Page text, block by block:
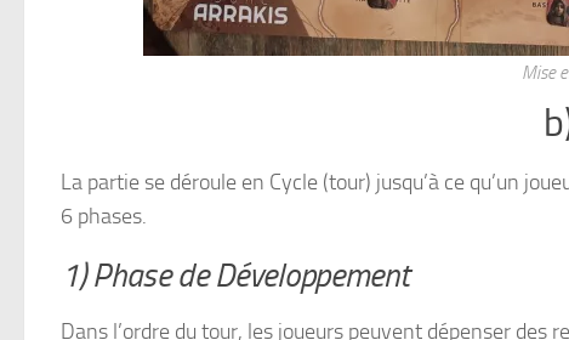
Mise
La partie se déroule en Cycle (tour) jusqu’à ce qu’un
6 phases.
1) Phase de Développement
Dans l’ordre du tour, les joueurs peuvent dépenser des